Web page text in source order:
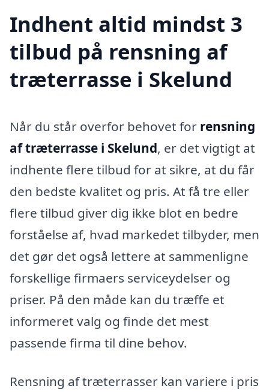
Indhent altid mindst 3
tilbud på rensning af
træterrasse i Skelund
Når du står overfor behovet for rensning
af træterrasse i Skelund, er det vigtigt at
indhente flere tilbud for at sikre, at du får
den bedste kvalitet og pris. At få tre eller
flere tilbud giver dig ikke blot en bedre
forståelse af, hvad markedet tilbyder, men
det gør det også lettere at sammenligne
forskellige firmaers serviceydelser og
priser. På den måde kan du træffe et
informeret valg og finde det mest
passende firma til dine behov.
Rensning af træterrasser kan variere i pris